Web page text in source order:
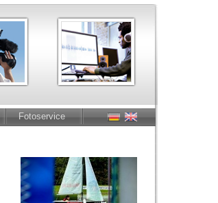
Fotoservice